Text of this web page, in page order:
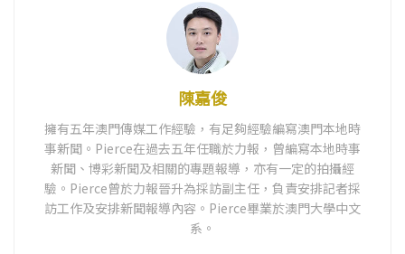
陳嘉俊
擁有五年澳門傳媒工作經驗，有足夠經驗編寫澳門本地時
事新聞。Pierce在過去五年任職於力報，曾編寫本地時事
新聞、博彩新聞及相關的專題報導，亦有一定的拍攝經
驗。Pierce曾於力報晉升為採訪副主任，負責安排記者採
訪工作及安排新聞報導內容。Pierce畢業於澳門大學中文
系。